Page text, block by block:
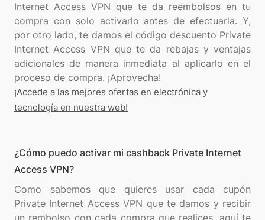
Internet Access VPN que te da reembolsos en tu
compra con solo activarlo antes de efectuarla. Y,
por otro lado, te damos el código descuento Private
Internet Access VPN que te da rebajas y ventajas
adicionales de manera inmediata al aplicarlo en el
¡Accede a las mejores ofertas en electrónica y
tecnología en nuestra web!
¿Cómo puedo activar mi cashback Private Internet
Access VPN?
Como sabemos que quieres usar cada cupón
Private Internet Access VPN que te damos y recibir
un rembolso con cada compra que realices, aquí te